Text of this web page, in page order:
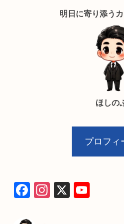
明日に寄り添う
ほしの
プロフィ
F
In
X